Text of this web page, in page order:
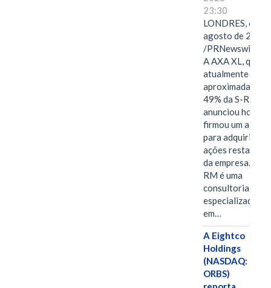
23:30
LONDRES, 6 de
agosto de 2026
/PRNewswire/ --
A AXA XL, que
atualmente
49% da S-RM,
anunciou hoje
firmou um
para adquirir as
ações restantes
da empresa. A S-
RM é uma
consultoria
especializada
em…
A Eightco
Holdings
(NASDAQ:
ORBS)